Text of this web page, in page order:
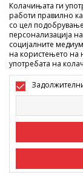
Не е дозволено
интернет
однесува на
истите да се
се користат за
Настојуваме да
фотографијата
сите
дека мораат
производите може
©2026
Колачињата ги
работи правилно
со цел
персонализација
социјалните
на користењето на
употребата на